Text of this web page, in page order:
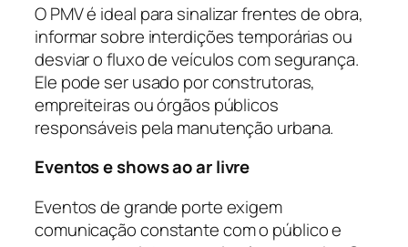
O PMV é ideal para sinalizar frentes de obra,
informar sobre interdições temporárias ou
desviar o fluxo de veículos com segurança.
Ele pode ser usado por construtoras,
empreiteiras ou órgãos públicos
responsáveis pela manutenção urbana.
Eventos e shows ao ar livre
Eventos de grande porte exigem
comunicação constante com o público e